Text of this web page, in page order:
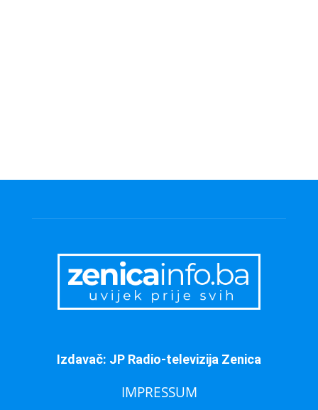
Izdavač: JP Radio-televizija Zenica
IMPRESSUM